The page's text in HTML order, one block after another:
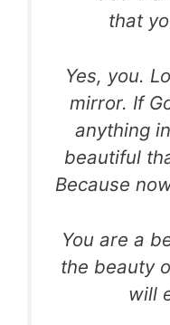
that
Yes, you.
mirror. If
anything
beautiful
Because
You are a
the beauty
will